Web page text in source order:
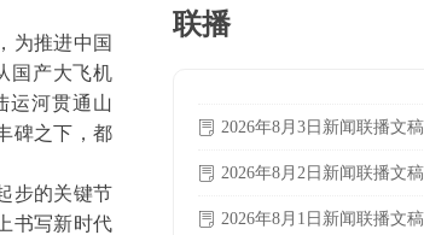
为推进中国
国产大飞机
运河贯通山
碑之下，都
步的关键节
书写新时代
强都有关
联播
ꂓ 2026年8月3日新闻联播文稿
ꂓ 2026年8月2日新闻联播文稿
ꂓ 2026年8月1日新闻联播文稿